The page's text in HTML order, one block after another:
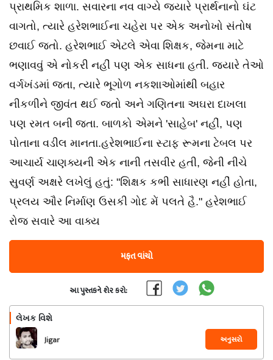
પ્રાથમિક શાળા. સવારના નવ વાગ્યે જ્યારે પ્રાર્થનાનો ઘંટ
વાગતો, ત્યારે હરેશભાઈના ચહેરા પર એક અનોખો સંતોષ
છવાઈ જતો. હરેશભાઈ એટલે એવા શિક્ષક, જેમના માટે
ભણાવવું એ નોકરી નહીં પણ એક સાધના હતી. જ્યારે તેઓ
વર્ગખંડમાં જતા, ત્યારે ભૂગોળ નકશાઓમાંથી બહાર
નીકળીને જીવંત થઈ જતો અને ગણિતના અઘરા દાખલા
પણ રમત બની જતા. બાળકો એમને 'સાહેબ' નહીં, પણ
પોતાના વડીલ માનતા.હરેશભાઈના સ્ટાફ રૂમના ટેબલ પર
આચાર્ય ચાણક્યની એક નાની તસવીર હતી, જેની નીચે
સુવર્ણ અક્ષરે લખેલું હતું: "શિક્ષક કભી સાધારણ નહીં હોતા,
પ્રલય ઔર નિર્માણ ઉસકી ગોદ મેં પલતે હૈ." હરેશભાઈ
રોજ સવારે આ વાક્ય
મફત વાંચો
આ પુસ્તકને શેર કરો:
લેખક વિશે
Jigar અનુસરો